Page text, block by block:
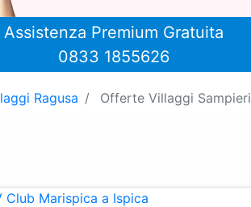
Assistenza Premium Gratuita
0833 1855626
Ragusa Offerte Villaggi Sampieri